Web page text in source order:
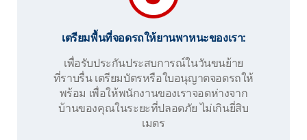
เตรียมพื้นที่จอดรถให้ยานพาหนะของเรา:
เพื่อรับประกันประสบการณ์ในวันขนย้าย
ที่ราบรื่น เตรียมบัตรหรือใบอนุญาตจอดรถให้
พร้อม เพื่อให้พนักงานของเราจอดห่างจาก
บ้านของคุณในระยะที่ปลอดภัย ไม่เกินยี่สิบ
เมตร